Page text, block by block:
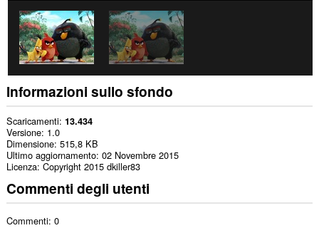
Informazioni sullo sfondo
Scaricamenti 13.434
Versione 1.0
Dimensione 515,8 KB
Ultimo aggiornamento 02 Novembre 2015
Licenza Copyright 2015 dkiller83
Commenti degli utenti
Commenti: 0